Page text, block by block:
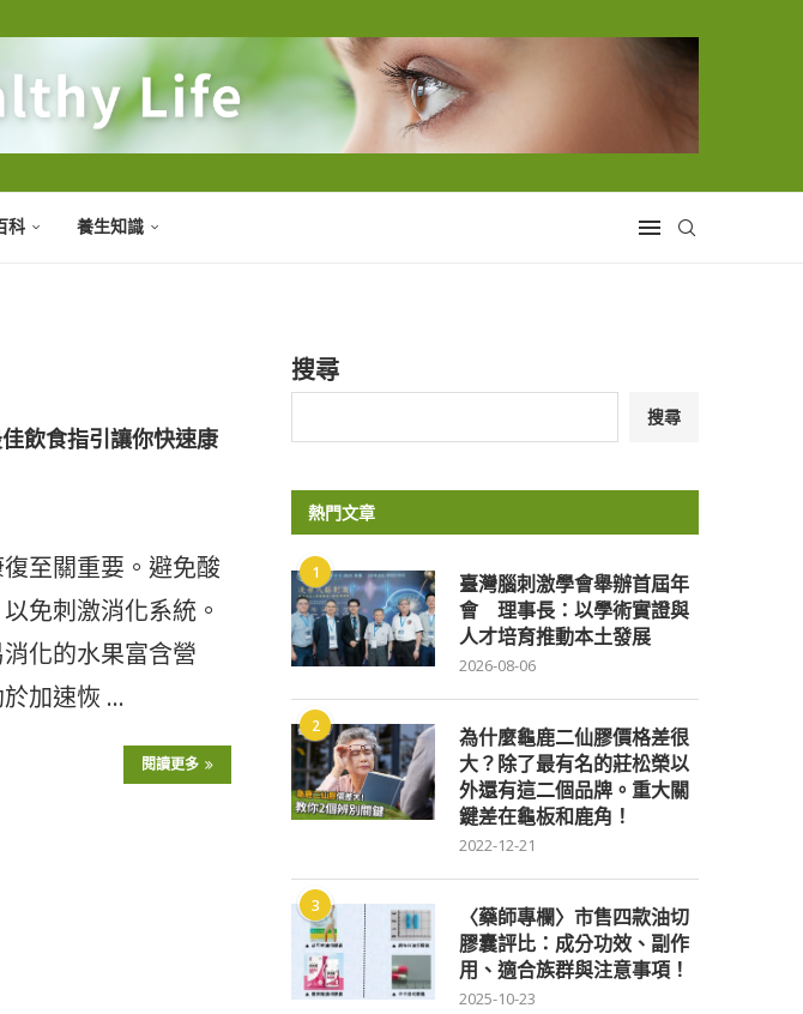
科 養生知識
飲食指引讓你快速康
至關重要。避免酸
免刺激消化系統。
化的水果富含營
加速恢 …
閱讀更多
搜尋
搜尋
熱門文章
1
臺灣腦刺激學會舉辦首屆年
會 理事長：以學術實證與
人才培育推動本土發展
2026-08-06
2
為什麼龜鹿二仙膠價格差很
大？除了最有名的莊松榮以
外還有這二個品牌。重大關
鍵差在龜板和鹿角！
2022-12-21
3
〈藥師專欄〉市售四款油切
膠囊評比：成分功效、副作
用、適合族群與注意事項！
2025-10-23